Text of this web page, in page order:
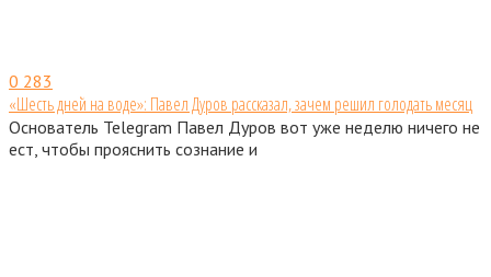
0 283
«Шесть дней на воде»: Павел Дуров рассказал, зачем решил голодать месяц
Основатель Telegram Павел Дуров вот уже неделю ничего не
ест, чтобы прояснить сознание и